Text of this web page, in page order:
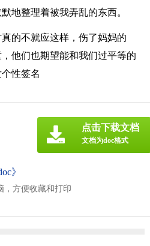
地整理着被我弄乱的东西。
的不就应这样，伤了妈妈的
他们也期望能和我们过平等的
性签名
》
，方便收藏和打印
点击下载文档
文档为doc格式